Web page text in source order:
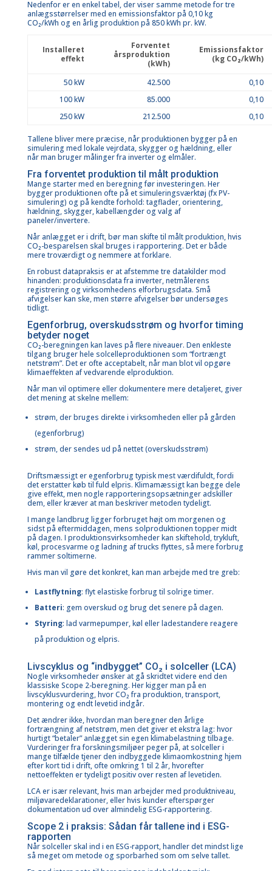
Nedenfor er en enkel tabel, der viser samme metode for tre
anlægsstørrelser med en emissionsfaktor på 0,10 kg
CO₂/kWh og en årlig produktion på 850 kWh pr. kW.
Installeret
effekt
Forventet
årsproduktion
(kWh)
Emissionsfaktor
(kg CO₂/kWh)
50 kW 42.500
0,10
100 kW
85.000
0,10
250 kW
212.500 0,10
Tallene bliver mere præcise, når produktionen bygger på en
simulering med lokale vejrdata, skygger og hældning, eller
når man bruger målinger fra inverter og elmåler.
Fra forventet produktion til målt produktion
Mange starter med en beregning før investeringen. Her
bygger produktionen ofte på et simuleringsværktøj (fx PV-
simulering) og på kendte forhold: tagflader, orientering,
hældning, skygger, kabellængder og valg af
paneler/invertere.
Når anlægget er i drift, bør man skifte til målt produktion, hvis
CO₂-besparelsen skal bruges i rapportering. Det er både
mere troværdigt og nemmere at forklare.
En robust datapraksis er at afstemme tre datakilder mod
hinanden: produktionsdata fra inverter, netmålerens
registrering og virksomhedens elforbrugsdata. Små
afvigelser kan ske, men større afvigelser bør undersøges
tidligt.
Egenforbrug, overskudsstrøm og hvorfor timing
betyder noget
CO₂-beregningen kan laves på flere niveauer. Den enkleste
tilgang bruger hele solcelleproduktionen som “fortrængt
netstrøm”. Det er ofte acceptabelt, når man blot vil opgøre
klimaeffekten af vedvarende elproduktion.
Når man vil optimere eller dokumentere mere detaljeret, giver
det mening at skelne mellem:
strøm, der bruges direkte i virksomheden eller på gården
(egenforbrug)
strøm, der sendes ud på nettet (overskudsstrøm)
Driftsmæssigt er egenforbrug typisk mest værdifuldt, fordi
det erstatter køb til fuld elpris. Klimamæssigt kan begge dele
give effekt, men nogle rapporteringsopsætninger adskiller
dem, eller kræver at man beskriver metoden tydeligt.
I mange landbrug ligger forbruget højt om morgenen og
sidst på eftermiddagen, mens solproduktionen topper midt
på dagen. I produktionsvirksomheder kan skiftehold, trykluft,
køl, procesvarme og ladning af trucks flyttes, så mere forbrug
rammer soltimerne.
Hvis man vil gøre det konkret, kan man arbejde med tre greb:
Lastflytning: flyt elastiske forbrug til solrige timer.
Batteri: gem overskud og brug det senere på dagen.
Styring: lad varmepumper, køl eller ladestandere reagere
på produktion og elpris.
Livscyklus og “indbygget” CO₂ i solceller (LCA)
Nogle virksomheder ønsker at gå skridtet videre end den
klassiske Scope 2-beregning. Her kigger man på en
livscyklusvurdering, hvor CO₂ fra produktion, transport,
montering og endt levetid indgår.
Det ændrer ikke, hvordan man beregner den årlige
fortrængning af netstrøm, men det giver et ekstra lag: hvor
hurtigt “betaler” anlægget sin egen klimabelastning tilbage.
Vurderinger fra forskningsmiljøer peger på, at solceller i
mange tilfælde tjener den indbyggede klimaomkostning hjem
efter kort tid i drift, ofte omkring 1 til 2 år, hvorefter
nettoeffekten er tydeligt positiv over resten af levetiden.
LCA er især relevant, hvis man arbejder med produktniveau,
miljøvaredeklarationer, eller hvis kunder efterspørger
dokumentation ud over almindelig ESG-rapportering.
Scope 2 i praksis: Sådan får tallene ind i ESG-
rapporten
Når solceller skal ind i en ESG-rapport, handler det mindst lige
så meget om metode og sporbarhed som om selve tallet.